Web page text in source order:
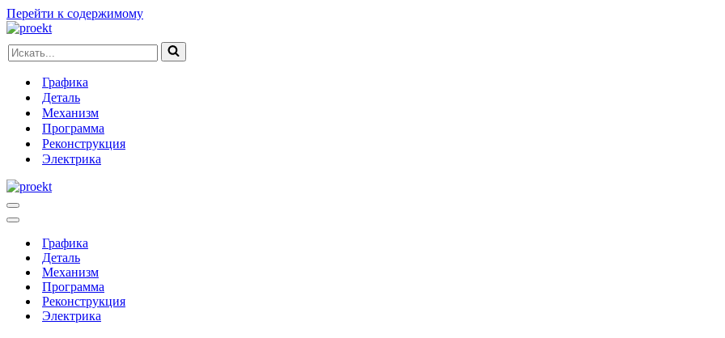
Перейти к содержимому
Искать...
Графика
Деталь
Механизм
Программа
Реконструкция
Электрика
Меню
навигации
Меню
навигацииГрафика
Деталь
Механизм
Программа
Реконструкция
Электрика